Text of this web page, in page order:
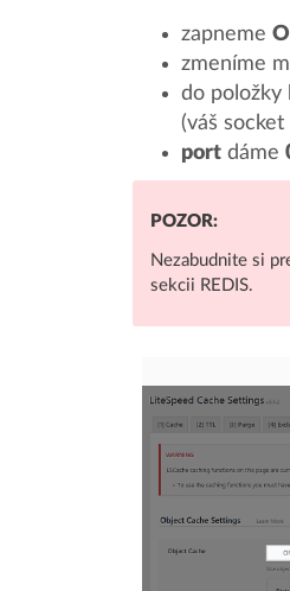
zapneme
zmeníme
do položky
(váš
portdáme
POZOR:
Nezabudnite si
sekcii REDIS.